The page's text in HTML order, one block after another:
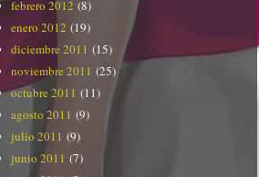
febrero 2012 (8)
enero 2012 (19)
diciembre 2011 (15)
noviembre 2011 (25)
octubre 2011 (11)
agosto 2011 (9)
julio 2011 (9)
junio 2011 (7)